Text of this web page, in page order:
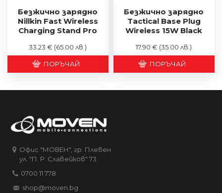
Безжично зарядно
Nillkin Fast Wireless
Charging Stand Pro
33.23 € (65.00 лв.)
ПОРЪЧАЙ
Безжично зарядно
Tactical Base Plug
Wireless 15W Black
17.90 € (35.00 лв.)
ПОРЪЧАЙ
Офис "МОВЕН", гр. Плевен
ул. "П. Р. Славейков" 73
0700 11 778
shop@moven.bg